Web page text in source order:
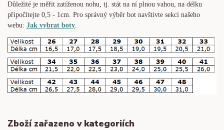
Důležité je měřit zatíženou nohu, tj. stát na ní plnou vahou, na délku
připočítejte 0,5 - 1cm. Pro správný výběr bot navštivte sekci našeho
webu: Jak vybrat boty.
Zboží zařazeno v kategoriích